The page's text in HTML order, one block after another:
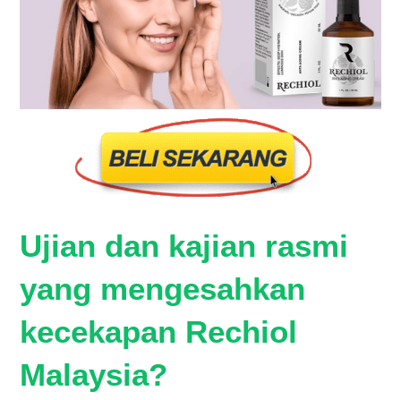
Ujian dan kajian rasmi
yang mengesahkan
kecekapan Rechiol
Malaysia?